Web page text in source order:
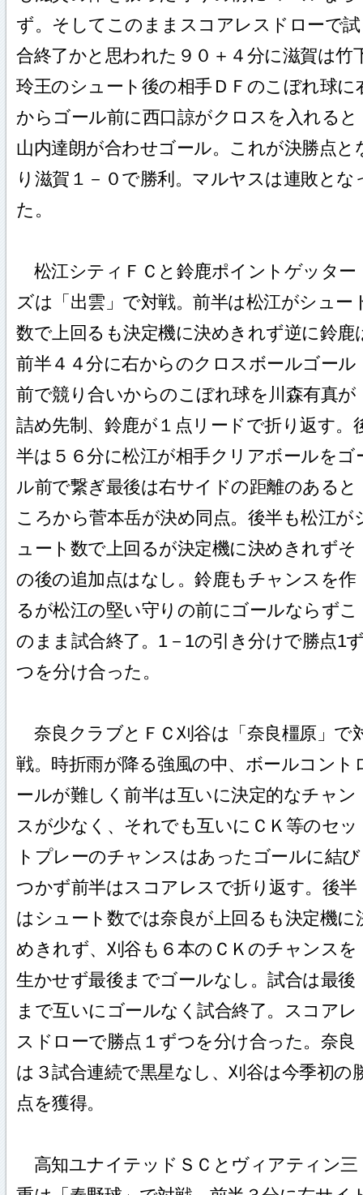
ず。そしてこのままスコアレスドローで試
合終了かと思われた９０＋４分に滋賀は竹
玲王のシュート後の相手ＤＦのこぼれ球に
からゴール前に西口諒がクロスを入れると
山内達朗が合わせゴール。これが決勝点と
り滋賀１－０で勝利。マルヤスは連敗とな
た。
松江シティＦＣと鈴鹿ポイントゲッター
ズは「出雲」で対戦。前半は松江がシュー
数で上回るも決定機に決めきれず逆に鈴鹿
前半４４分に右からのクロスボールゴール
前で競り合いからのこぼれ球を川森有真が
詰め先制、鈴鹿が１点リードで折り返す。
半は５６分に松江が相手クリアボールをゴ
ル前で繋ぎ最後は右サイドの距離のあると
ころから菅本岳が決め同点。後半も松江が
ュート数で上回るが決定機に決めきれずそ
の後の追加点はなし。鈴鹿もチャンスを作
るが松江の堅い守りの前にゴールならずこ
のまま試合終了。1－1の引き分けで勝点1
つを分け合った。
奈良クラブとＦＣ刈谷は「奈良橿原」で
戦。時折雨が降る強風の中、ボールコント
ールが難しく前半は互いに決定的なチャン
スが少なく、それでも互いにＣＫ等のセッ
トプレーのチャンスはあったゴールに結び
つかず前半はスコアレスで折り返す。後半
はシュート数では奈良が上回るも決定機に
めきれず、刈谷も６本のＣＫのチャンスを
生かせず最後までゴールなし。試合は最後
まで互いにゴールなく試合終了。スコアレ
スドローで勝点１ずつを分け合った。奈良
は３試合連続で黒星なし、刈谷は今季初の
点を獲得。
高知ユナイテッドＳＣとヴィアティン三